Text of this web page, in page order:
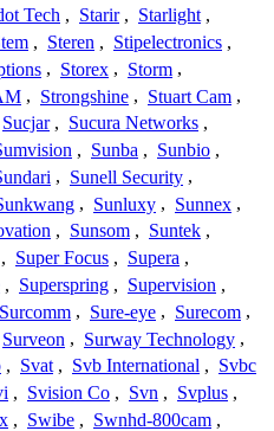
Tech , Starir , Starlight ,
, Steren , Stipelectronics ,
, Storex , Storm ,
, Strongshine , Stuart Cam ,
Sucjar , Sucura Networks ,
, Sunba , Sunbio ,
, Sunell Security ,
, Sunluxy , Sunnex ,
, Sunsom , Suntek ,
, Super Focus , Supera ,
, Superspring , Supervision ,
Surcomm , Sure-eye , Surecom ,
Surveon , Surway Technology ,
, Svat , Svb International , Svbc
, Svision Co , Svn , Svplus ,
, Swibe , Swnhd-800cam ,